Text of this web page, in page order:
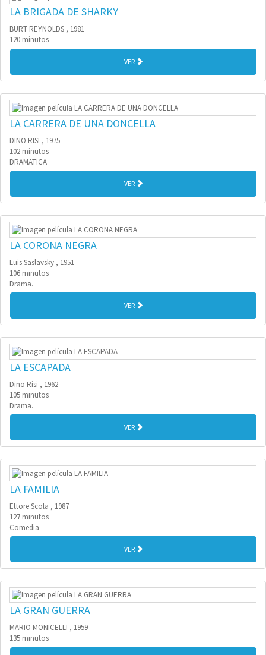
LA BRIGADA DE SHARKY
BURT REYNOLDS , 1981
120 minutos
VER
LA CARRERA DE UNA DONCELLA
DINO RISI , 1975
102 minutos
DRAMATICA
VER
LA CORONA NEGRA
Luis Saslavsky , 1951
106 minutos
Drama.
VER
LA ESCAPADA
Dino Risi , 1962
105 minutos
Drama.
VER
LA FAMILIA
Ettore Scola , 1987
127 minutos
Comedia
VER
LA GRAN GUERRA
MARIO MONICELLI , 1959
135 minutos